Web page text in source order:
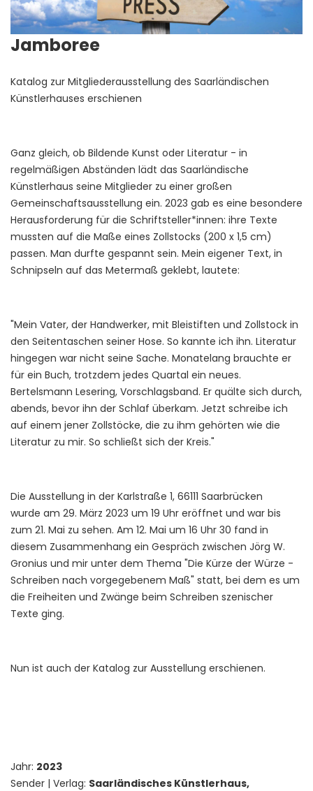
Jamboree
Katalog zur Mitgliederausstellung des Saarländischen
Künstlerhauses erschienen
Ganz gleich, ob Bildende Kunst oder Literatur - in
regelmäßigen Abständen lädt das Saarländische
Künstlerhaus seine Mitglieder zu einer großen
Gemeinschaftsausstellung ein. 2023 gab es eine besondere
Herausforderung für die Schriftsteller*innen: ihre Texte
mussten auf die Maße eines Zollstocks (200 x 1,5 cm)
passen. Man durfte gespannt sein. Mein eigener Text, in
Schnipseln auf das Metermaß geklebt, lautete:
"Mein Vater, der Handwerker, mit Bleistiften und Zollstock in
den Seitentaschen seiner Hose. So kannte ich ihn. Literatur
hingegen war nicht seine Sache. Monatelang brauchte er
für ein Buch, trotzdem jedes Quartal ein neues.
Bertelsmann Lesering, Vorschlagsband. Er quälte sich durch,
abends, bevor ihn der Schlaf überkam. Jetzt schreibe ich
auf einem jener Zollstöcke, die zu ihm gehörten wie die
Literatur zu mir. So schließt sich der Kreis."
Die Ausstellung in der Karlstraße 1, 66111 Saarbrücken
wurde am 29. März 2023 um 19 Uhr eröffnet und war bis
zum 21. Mai zu sehen. Am 12. Mai um 16 Uhr 30 fand in
diesem Zusammenhang ein Gespräch zwischen Jörg W.
Gronius und mir unter dem Thema "Die Kürze der Würze -
Schreiben nach vorgegebenem Maß" statt, bei dem es um
die Freiheiten und Zwänge beim Schreiben szenischer
Texte ging.
Nun ist auch der Katalog zur Ausstellung erschienen.
Jahr: 2023
Sender | Verlag: Saarländisches Künstlerhaus,